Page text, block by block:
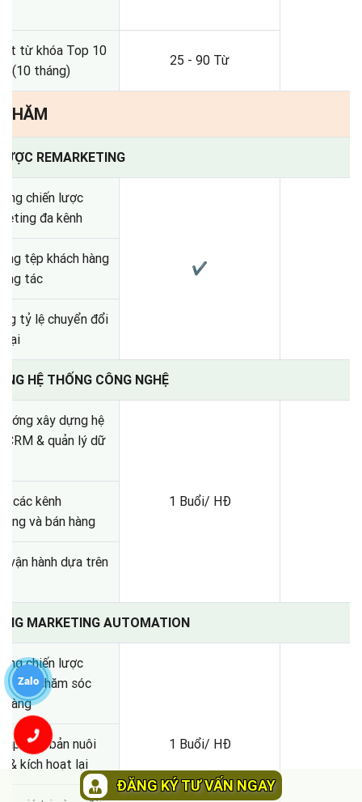
từ khóa Top 10
(10 tháng)
25 - 90 Từ
REMARKETING
chiến lược
đa kênh
✔
tệp khách hàng
tác
tỷ lệ chuyển đổi
lại
HỆ THỐNG CÔNG NGHỆ
xây dựng hệ
CRM & quản lý dữ
1 Buổi/ HĐ
các kênh
và bán hàng
vận hành dựa trên
MARKETING AUTOMATION
chiến lược
chăm sóc
hàng
1 Buổi/ HĐ
kịch bản nuôi
& kích hoạt lại
ĐĂNG KÝ TƯ VẤN NGAY
Zalo